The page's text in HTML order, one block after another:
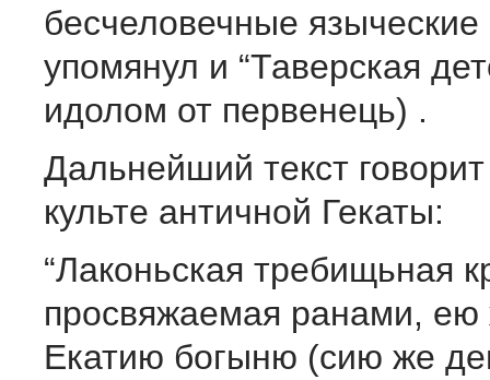
бесчеловечные
упомянул и “Таверская
идолом от первенець) .
Дальнейший текст
культе античной Гекаты:
“Лаконьская требищьная
просвяжаемая ранами,
Екатию богыню (сию же